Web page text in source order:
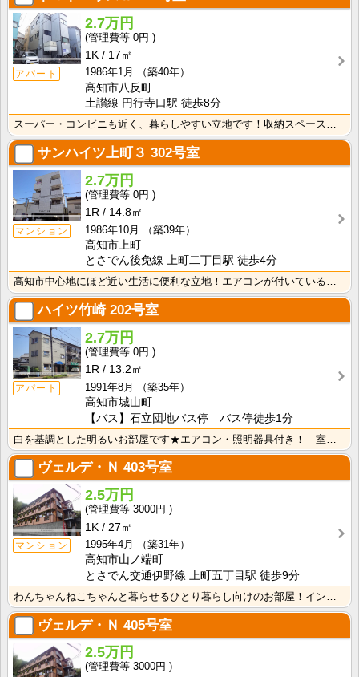
アパート
2.7万円
0円
1K
17㎡
1986年1月
（築40年）
高知市八反町
土讃線 円行寺口駅 徒歩8分
スーパー・コンビニも近く、暮らしやすい立地です！収納スペースあり♪キッチンに窓がついているので、お料･･･
サンハイツ上町３ 302号室
マンション
2.7万円
0円
1R
14.8㎡
1986年10月
（築39年）
高知市上町
とさでん後免線 上町二丁目駅 徒歩4分
高知市中心地にほど近い生活に便利な立地！エアコンが付いているので初期費用の節約になりますね！
ハイツ竹崎202号室
アパート
2.7万円
0円
1R
13.2㎡
1991年8月
（築35年）
高知市城山町
【バス】石立団地バス停 バス停徒歩1分
ヴェルデ・Ｎ 403号室
マンション
2.5万円
3000円
1K
27㎡
1995年4月
（築31年）
高知市山ノ端町
とさでん交通伊野線 上町五丁目駅 徒歩9分
ヴェルデ・Ｎ 405号室
2.5万円
3000円